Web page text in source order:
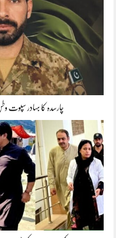
چارسدہ کا بہادر سپوت